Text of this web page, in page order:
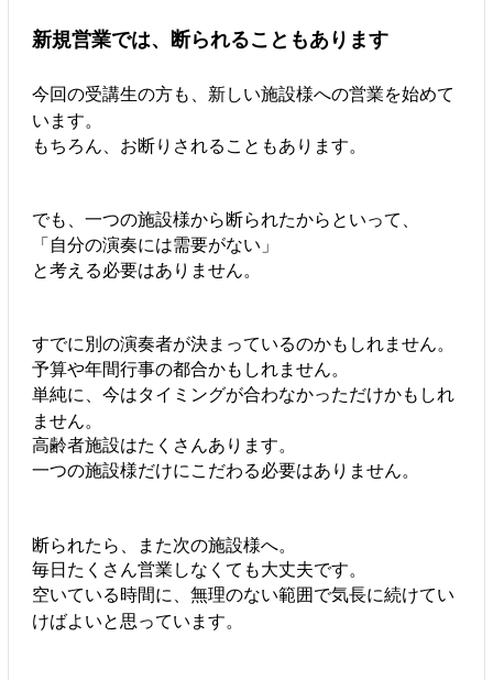
新規営業では、断られることもあります
今回の受講生の方も、新しい施設様への営業を始めて
います。
もちろん、お断りされることもあります。
でも、一つの施設様から断られたからといって、
「自分の演奏には需要がない」
と考える必要はありません。
すでに別の演奏者が決まっているのかもしれません。
予算や年間行事の都合かもしれません。
単純に、今はタイミングが合わなかっただけかもしれ
ません。
高齢者施設はたくさんあります。
一つの施設様だけにこだわる必要はありません。
断られたら、また次の施設様へ。
毎日たくさん営業しなくても大丈夫です。
空いている時間に、無理のない範囲で気長に続けてい
けばよいと思っています。